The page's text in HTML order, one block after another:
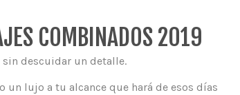
COMBINADOS 2019
sin descuidar un detalle.
un lujo a tu alcance que hará de esos días